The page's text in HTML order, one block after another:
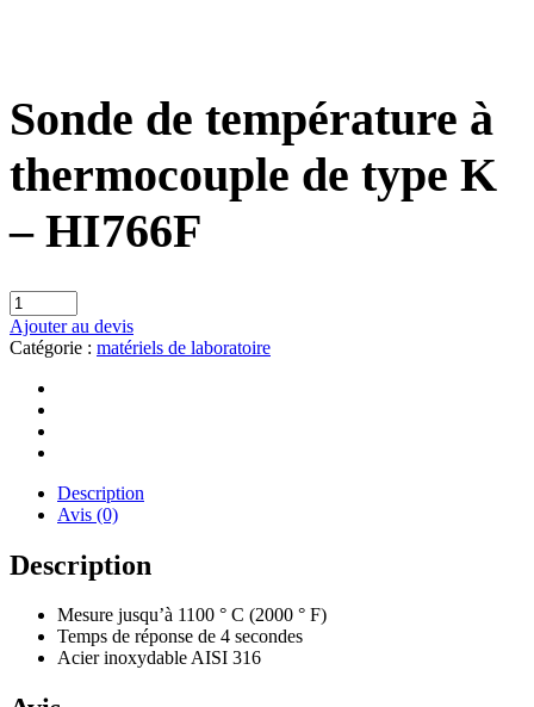
Sonde de température à
thermocouple de type K
– HI766F
Ajouter au devis
Catégorie : matériels de laboratoire
Description
Avis (0)
Description
Mesure jusqu’à 1100 ° C (2000 ° F)
Temps de réponse de 4 secondes
Acier inoxydable AISI 316